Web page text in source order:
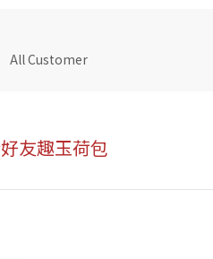
All Customer
友趣玉荷包